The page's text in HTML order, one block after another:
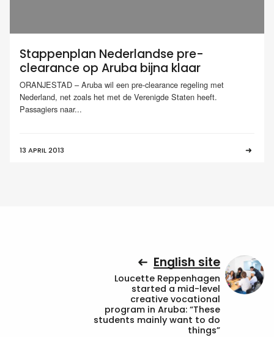
Stappenplan Nederlandse pre-
clearance op Aruba bijna klaar
ORANJESTAD – Aruba wil een pre-clearance regeling met
Nederland, net zoals het met de Verenigde Staten heeft.
Passagiers naar...
13 APRIL 2013
English site
Loucette Reppenhagen
started a mid-level
creative vocational
program in Aruba: “These
students mainly want to do
things”